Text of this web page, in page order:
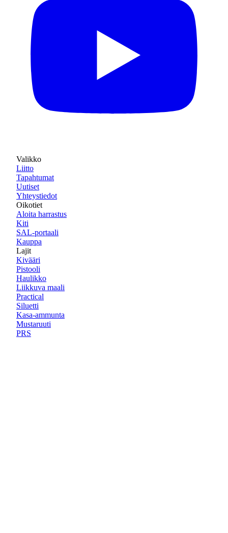
Valikko
Liitto
Tapahtumat
Uutiset
Yhteystiedot
Oikotiet
Aloita harrastus
Kiti
SAL-portaali
Kauppa
Lajit
Kivääri
Pistooli
Haulikko
Liikkuva maali
Practical
Siluetti
Kasa-ammunta
Mustaruuti
PRS